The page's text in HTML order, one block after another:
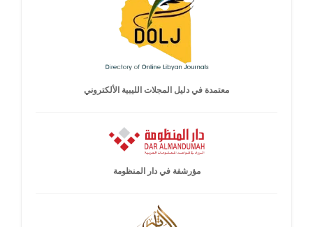
معتمدة في دليل المجلات الليبية الألكتروني
مؤرشفة في دار المنظومة